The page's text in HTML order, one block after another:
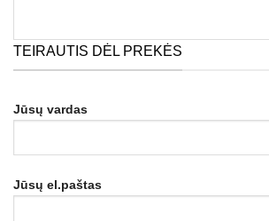
TEIRAUTIS DĖL PREKĖS
Jūsų vardas
Jūsų el.paštas